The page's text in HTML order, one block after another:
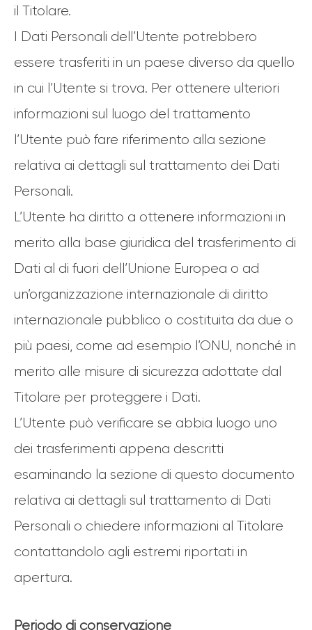
il Titolare.
I Dati Personali dell’Utente potrebbero
essere trasferiti in un paese diverso da quello
in cui l’Utente si trova. Per ottenere ulteriori
informazioni sul luogo del trattamento
l’Utente può fare riferimento alla sezione
relativa ai dettagli sul trattamento dei Dati
Personali.
L’Utente ha diritto a ottenere informazioni in
merito alla base giuridica del trasferimento di
Dati al di fuori dell’Unione Europea o ad
un’organizzazione internazionale di diritto
internazionale pubblico o costituita da due o
più paesi, come ad esempio l’ONU, nonché in
merito alle misure di sicurezza adottate dal
Titolare per proteggere i Dati.
L’Utente può verificare se abbia luogo uno
dei trasferimenti appena descritti
esaminando la sezione di questo documento
relativa ai dettagli sul trattamento di Dati
Personali o chiedere informazioni al Titolare
contattandolo agli estremi riportati in
apertura.
Periodo di conservazione